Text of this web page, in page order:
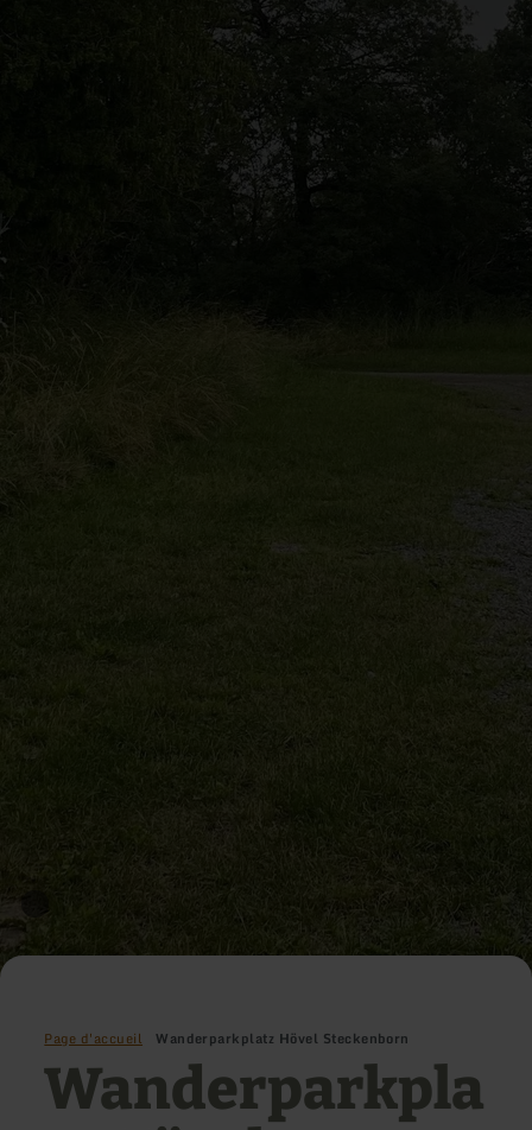
Page d'accueil Wanderparkplatz Hövel Steckenborn
Wanderparkpla